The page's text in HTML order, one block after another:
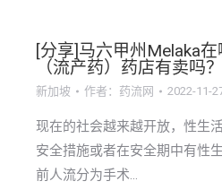
[分享]马六甲州Melaka
（流产药）药店有卖吗
新加坡 作者： 药流网 2022-11-
现在的社会越来越开放，性生
安全措施或者在安全期中有性
前人流分为手术…